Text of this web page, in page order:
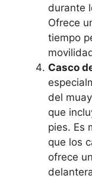
durante
Ofrece
tiempo
Casco
del
que
pies. Es
que los
ofrece